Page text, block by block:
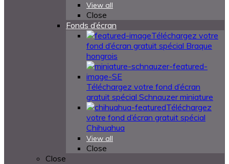
View all
Close
Fonds d’écran
Téléchargez votre
fond d’écran gratuit spécial Braque
hongrois
Téléchargez votre fond d’écran
gratuit spécial Schnauzer miniature
Téléchargez
votre fond d’écran gratuit spécial
Chihuahua
View all
Close
Close